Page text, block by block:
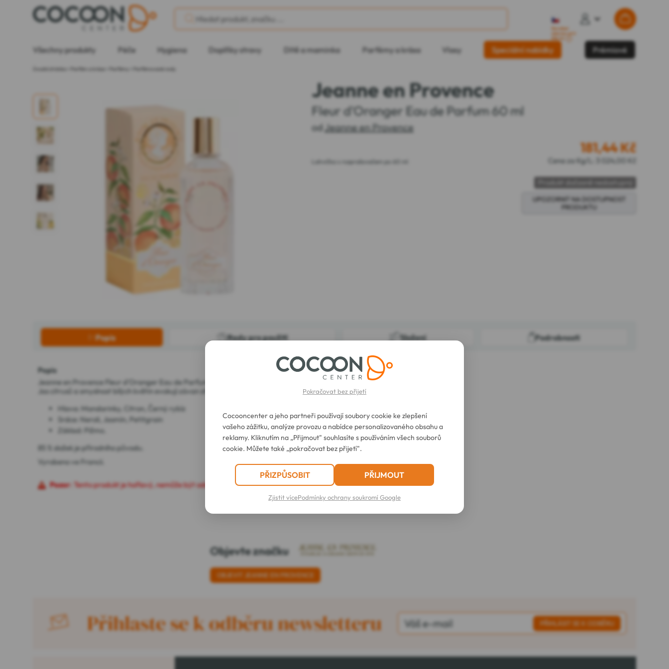
zdarma od 2
856 Kč
Všechny produkty Péče Hygiena Doplňky stravy Dítě a maminka Parfémy a krása Vlasy Speciální nabídky Prémiové
Jeanne en Provence
Fleur d'Oranger Eau de Parfum 60 ml
odJeanne en Provence
Lahvička s rozprašovačem po 60 ml
181,44Kč
Cena za Kg/L: 3 024,00 Kč
Popis Rady pro použití Složení Podrobnosti
Popis
Jeanne en Provence Fleur d'Oranger Eau de Parfum 60 ml vás přenese do srdce Provence.
Jas citrusů a smyslnost bílých květin evokují závan středomořské svěžesti a tepla.
Hlava: Mandarinky, Citron, Černý rybíz
Srdce: Neroli, Jasmín, Petitgrain
Základ: Pižmo.
85 % složek je přírodního původu.
Vyrobeno ve Francii.
Pozor : Tento produkt je hořlavý, nemůže být odeslán se všemi našimi přepravci.
Objevte značku
OBJEVIT JEANNE EN PROVENCE
Přihlaste se k odběru newsletteru
Pokračovat bez přijetí
Cocooncenter a jeho partneři používají soubory cookie ke zlepšení
vašeho zážitku, analýze provozu a nabídce personalizovaného obsahu a
reklamy. Kliknutím na „Přijmout" souhlasíte s používáním všech souborů
cookie. Můžete také „pokračovat bez přijetí".
PŘIZPŮSOBIT PŘIJMOUT
Zjistit vícePodmínky ochrany soukromí Google